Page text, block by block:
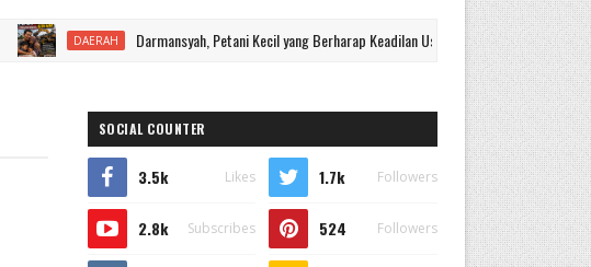
DAERAH Darmansyah, Petani Kecil yang Berharap Keadilan Usai Kebunnya Digilas Mesin PT Pama
SOCIAL COUNTER
3.5k Likes 1.7k Followers
2.8k Subscribes 524 Followers